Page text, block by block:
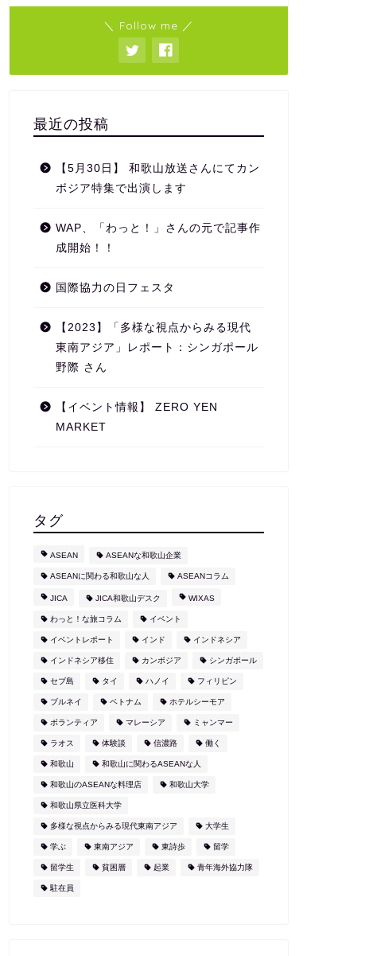
＼ Follow me ／
最近の投稿
【5月30日】 和歌山放送さんにてカン
ボジア特集で出演します
WAP、「わっと！」さんの元で記事作
成開始！！
国際協力の日フェスタ
【2023】「多様な視点からみる現代
東南アジア」レポート：シンガポール
野際 さん
【イベント情報】 ZERO YEN
MARKET
タグ
ASEAN ASEANな和歌山企業
ASEANに関わる和歌山な人 ASEANコラム
JICA JICA和歌山デスク WIXAS
わっと！な旅コラム イベント
イベントレポート インド インドネシア
インドネシア移住 カンボジア シンガポール
セブ島 タイ ハノイ フィリピン
ブルネイ ベトナム ホテルシーモア
ボランティア マレーシア ミャンマー
ラオス 体験談 信濃路 働く
和歌山 和歌山に関わるASEANな人
和歌山のASEANな料理店 和歌山大学
和歌山県立医科大学
多様な視点からみる現代東南アジア 大学生
学ぶ 東南アジア 東詩歩 留学
留学生 貧困層 起業 青年海外協力隊
駐在員